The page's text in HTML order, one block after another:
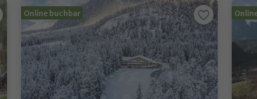
Online buchbar